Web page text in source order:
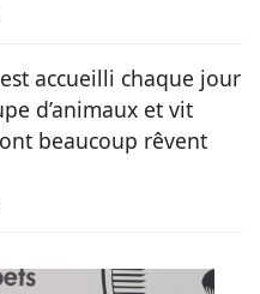
accueilli chaque jour
d’animaux et vit
beaucoup rêvent